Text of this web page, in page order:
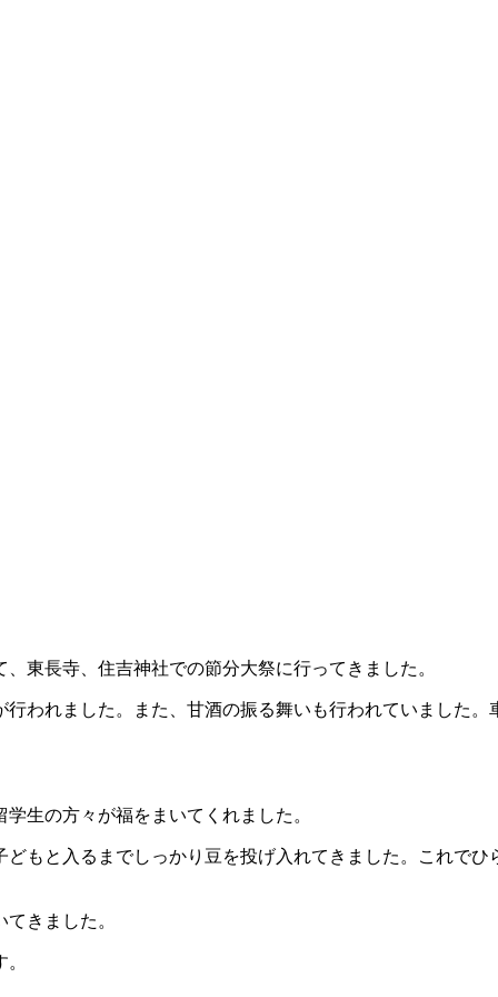
東長寺、住吉神社での節分大祭に行ってきました。
われました。また、甘酒の振る舞いも行われていました
生の方々が福をまいてくれました。
もと入るまでしっかり豆を投げ入れてきました。これで
きました。